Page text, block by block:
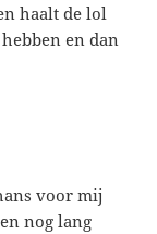
haalt de lol
en dan
voor mij
nog lang